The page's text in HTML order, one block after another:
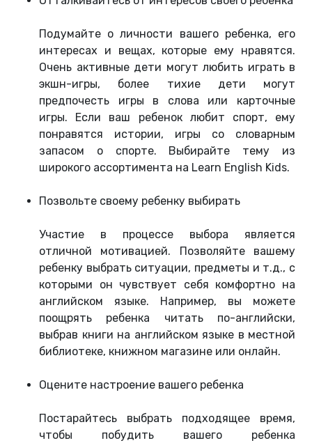
Подумайте о личности вашего ребенка, его
интересах и вещах, которые ему нравятся.
Очень активные дети могут любить играть в
экшн-игры, более тихие дети могут
предпочесть игры в слова или карточные
игры. Если ваш ребенок любит спорт, ему
понравятся истории, игры со словарным
запасом о спорте. Выбирайте тему из
широкого ассортимента на Learn English Kids.
Позвольте своему ребенку выбирать
Участие в процессе выбора является
отличной мотивацией. Позволяйте вашему
ребенку выбрать ситуации, предметы и т.д., с
которыми он чувствует себя комфортно на
английском языке. Например, вы можете
поощрять ребенка читать по-английски,
выбрав книги на английском языке в местной
библиотеке, книжном магазине или онлайн.
Оцените настроение вашего ребенка
Постарайтесь выбрать подходящее время,
чтобы побудить вашего ребенка